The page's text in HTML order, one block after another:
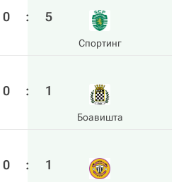
0 : 5
Спортинг
0 : 1
Боавишта
0 : 1